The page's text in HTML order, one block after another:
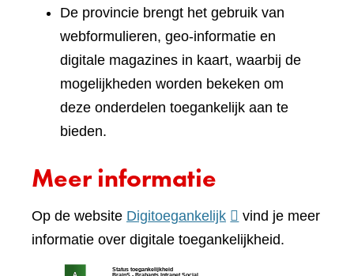
De provincie brengt het gebruik van
webformulieren, geo-informatie en
digitale magazines in kaart, waarbij de
mogelijkheden worden bekeken om
deze onderdelen toegankelijk aan te
bieden.
Meer informatie
Op de website Digitoegankelijk(verwijst
naar
vind je meer
informatie over digitale toegankelijkheid.